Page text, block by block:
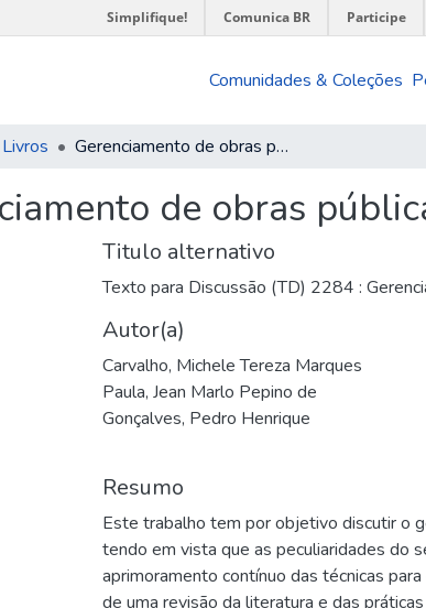
Simplifique! Comunica BR Participe
Comunidades & Coleções
Livros Gerenciamento de obras públicas
de obras
Titulo alternativo
Texto para Discussão (TD) 2284 :
Autor(a)
Carvalho, Michele Tereza Marques
Paula, Jean Marlo Pepino de
Gonçalves, Pedro Henrique
Resumo
Este trabalho tem por objetivo discutir o
tendo em vista que as peculiaridades do
aprimoramento contínuo das técnicas
de uma revisão da literatura e das